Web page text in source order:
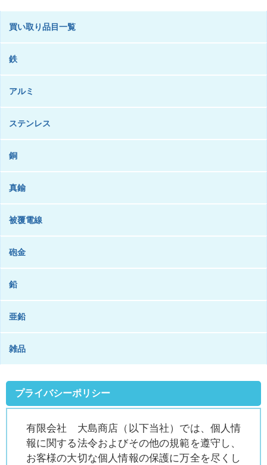
買い取り品目一覧
鉄
アルミ
ステンレス
銅
真鍮
被覆電線
砲金
鉛
亜鉛
雑品
プライバシーポリシー
有限会社 大島商店（以下当社）では、個人情
報に関する法令およびその他の規範を遵守し、
お客様の大切な個人情報の保護に万全を尽くし